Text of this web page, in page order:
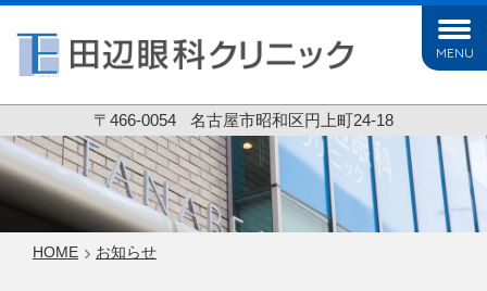
〒466-0054 名古屋市昭和区円上町24-18
MENU
HOME お知らせ